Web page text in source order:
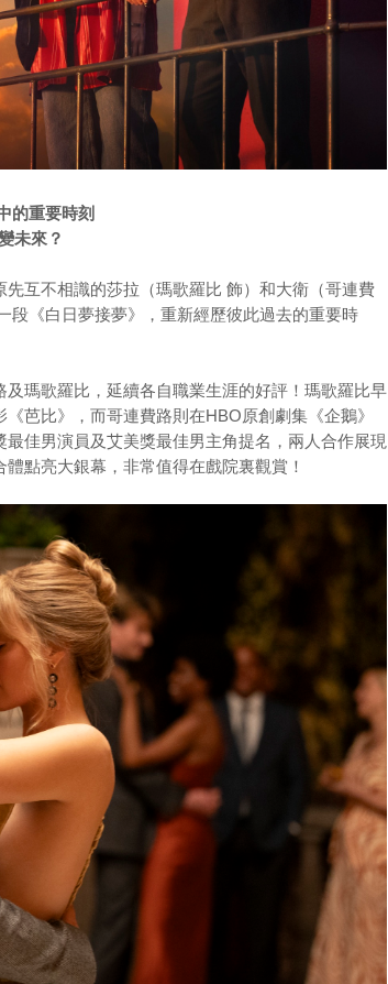
的重要時刻
未來？
先互不相識的莎拉（瑪歌羅比 飾）和大衛（哥連費
段《白日夢接夢》，重新經歷彼此過去的重要時
瑪歌羅比， 延續各自職業生涯的好評！瑪歌羅比早
芭比》， 而哥連費路則在HBO原創劇集《企鵝》
最佳男演員及艾美獎最佳男主角提名， 兩人合作展現
點亮大銀幕， 非常值得在戲院裏觀賞！